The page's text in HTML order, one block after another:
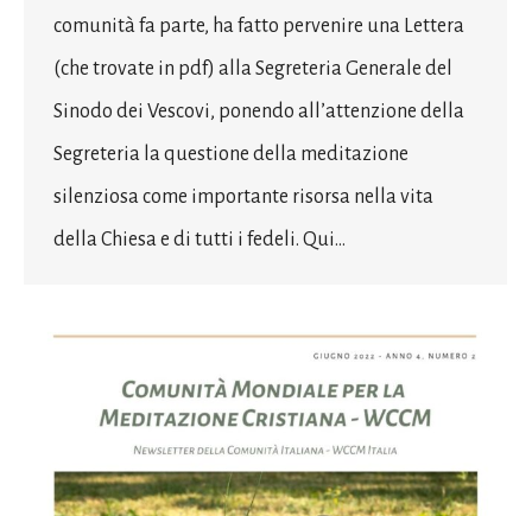
comunità fa parte, ha fatto pervenire una Lettera
(che trovate in pdf) alla Segreteria Generale del
Sinodo dei Vescovi, ponendo all’attenzione della
Segreteria la questione della meditazione
silenziosa come importante risorsa nella vita
della Chiesa e di tutti i fedeli. Qui…